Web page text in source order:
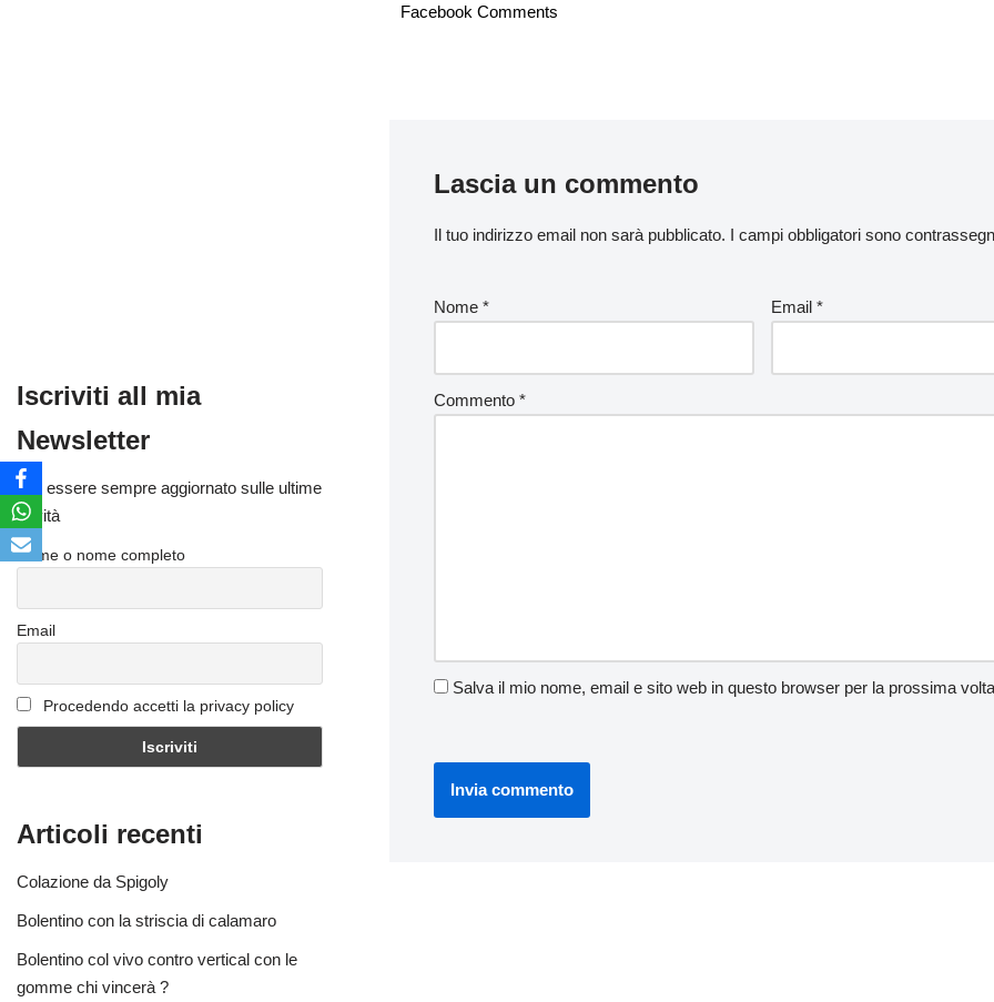
Iscriviti all mia
Newsletter
Per essere sempre aggiornato sulle ultime
novità
Nome o nome completo
Email
Procedendo accetti la privacy policy
Articoli recenti
Colazione da Spigoly
Bolentino con la striscia di calamaro
Bolentino col vivo contro vertical con le
gomme chi vincerà ?
Facebook Comments
Lascia un commento
Il tuo indirizzo email non sarà pubblicato. I campi obbligatori sono
Nome * Email*
Commento *
Salva il mio nome, email e sito web in questo browser per la prossima